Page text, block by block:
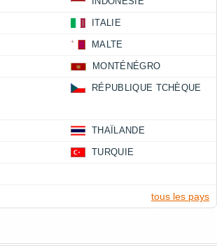
ITALIE
MALTE
MONTÉNÉGRO
RÉPUBLIQUE TCHÈQUE
THAÏLANDE
TURQUIE
tous les pays